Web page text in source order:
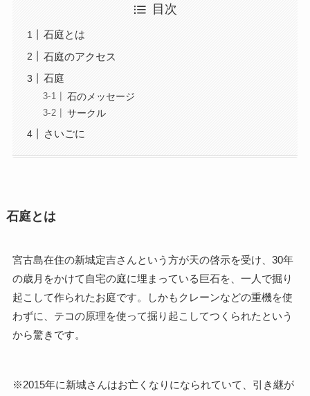
目次
石庭とは
石庭のアクセス
石庭
石のメッセージ
サークル
さいごに
石庭とは
宮古島在住の新城定吉さんという方が天の啓示を受け、30年
の歳月をかけて自宅の庭に埋まっている巨石を、一人で掘り
起こして作られたお庭です。しかもクレーンなどの重機を使
わずに、テコの原理を使って掘り起こしてつくられたという
から驚きです。
※2015年に新城さんはお亡くなりになられていて、引き継が